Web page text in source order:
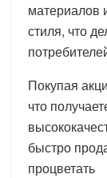
материалов
стиля, что
Покупая
что
быстро
процветать